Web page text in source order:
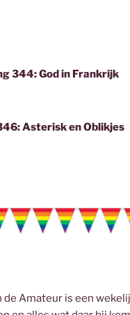
344: God in Frankrijk
Asterisk en Oblikjes
de Amateur is een